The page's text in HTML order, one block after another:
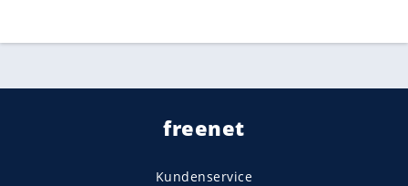
freenet
Kundenservice